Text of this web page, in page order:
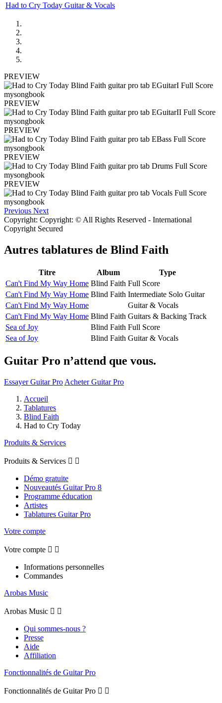
Had to Cry Today Guitar & Vocals
PREVIEW
PREVIEW
PREVIEW
PREVIEW
PREVIEW
Previous Next
Copyright: Copyright: © All Rights Reserved - International
Copyright Secured
Autres tablatures de Blind Faith
Titre Album
Type
Can't Find My Way Home Blind Faith Full Score
Can't Find My Way Home Blind Faith Intermediate Solo Guitar
Can't Find My Way Home
Guitar & Vocals
Can't Find My Way Home Blind Faith Guitars & Backing Track
Sea of Joy
Blind Faith Full Score
Sea of Joy
Blind Faith Guitar & Vocals
Guitar Pro n’attend que vous.
Essayer Guitar Pro Acheter Guitar Pro
Accueil
Tablatures
Blind Faith
Had to Cry Today
Produits & Services
Produits & Services  
Démo gratuite
Nouveautés Guitar Pro 8
Programme éducation
Artistes
Tablatures Guitar Pro
Votre compte
Votre compte  
Informations personnelles
Commandes
Arobas Music
Arobas Music  
Qui sommes-nous ?
Presse
Aide
Affiliation
Fonctionnalités de Guitar Pro
Fonctionnalités de Guitar Pro  